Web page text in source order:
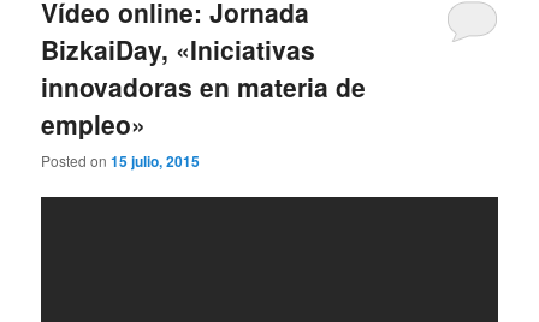
Vídeo online: Jornada
BizkaiDay, «Iniciativas
innovadoras en materia de
empleo»
Posted on15 julio, 2015